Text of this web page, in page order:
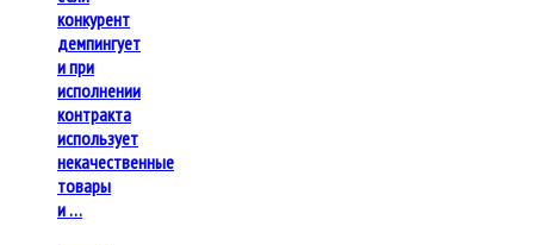
конкурент
демпингует
и при
исполнении
контракта
использует
некачественные
товары
и …